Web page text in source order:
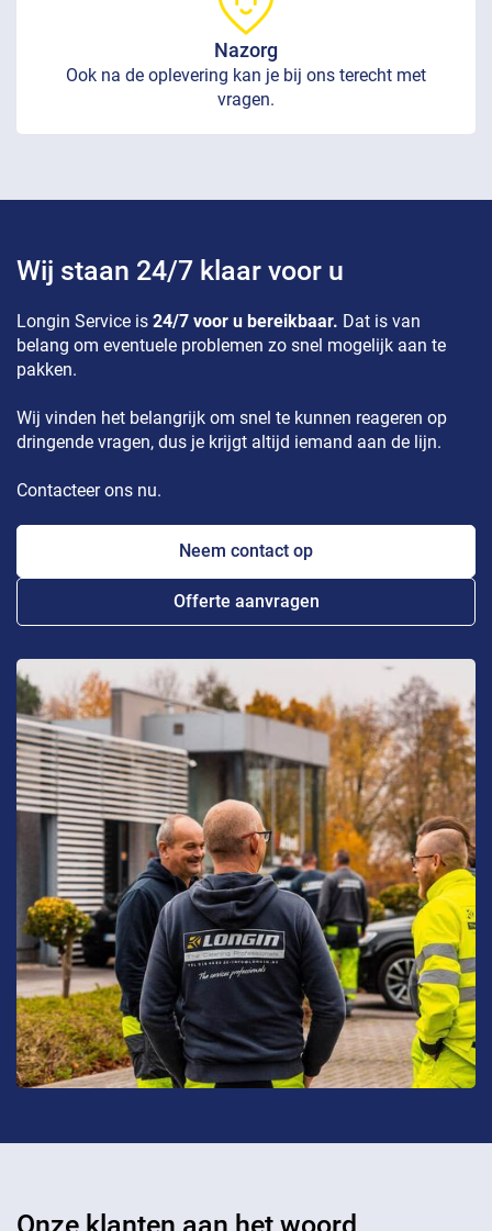
Nazorg
Ook na de oplevering kan je bij ons terecht met
vragen.
Wij staan 24/7 klaar voor u
Longin Service is 24/7 voor u bereikbaar. Dat is van
belang om eventuele problemen zo snel mogelijk aan te
pakken.
Wij vinden het belangrijk om snel te kunnen reageren op
dringende vragen, dus je krijgt altijd iemand aan de lijn.
Contacteer ons nu.
Neem contact op
Offerte aanvragen
Onze klanten aan het woord